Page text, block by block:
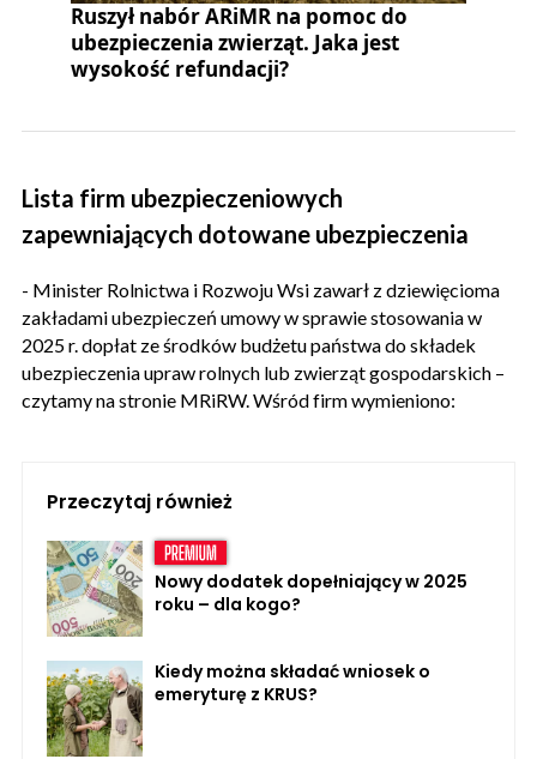
Ruszył nabór ARiMR na pomoc do
ubezpieczenia zwierząt. Jaka jest
wysokość refundacji?
Lista firm ubezpieczeniowych
zapewniających dotowane ubezpieczenia
- Minister Rolnictwa i Rozwoju Wsi zawarł z dziewięcioma
zakładami ubezpieczeń umowy w sprawie stosowania w
2025 r. dopłat ze środków budżetu państwa do składek
ubezpieczenia upraw rolnych lub zwierząt gospodarskich –
czytamy na stronie MRiRW. Wśród firm wymieniono:
Przeczytaj również
Nowy dodatek dopełniający w 2025
roku – dla kogo?
Kiedy można składać wniosek o
emeryturę z KRUS?